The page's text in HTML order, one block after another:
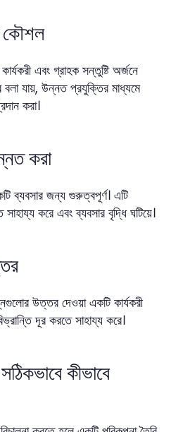
কৌশল
এবং গ্রাহক সন্তুষ্টি অর্জনে
বলা যায়, উন্নত প্রযুক্তির মাধ্যমে
করা।
করা
ব্যবসার জন্য গুরুত্বপূর্ণ। এটি
করে এবং ব্যবসার বৃদ্ধি ঘটিয়ে।
উত্তর দেওয়া একটি কার্যকরী
দূর করতে সাহায্য করে।
কীভাবে